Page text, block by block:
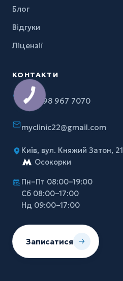
Блог
Відгуки
Ліцензії
КОНТАКТИ
+38 098 967 7070
myclinic22@gmail.com
Київ, вул. Княжий Затон, 21
Осокорки
Пн–Пт 08:00–19:00
Сб 08:00–17:00
Нд 09:00–17:00
Записатися